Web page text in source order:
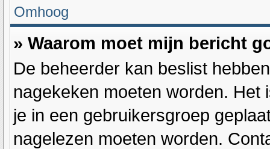
Omhoog
» Waarom moet mijn bericht
De beheerder kan beslist
nagekeken moeten worden.
je in een gebruikersgroep
nagelezen moeten worden.